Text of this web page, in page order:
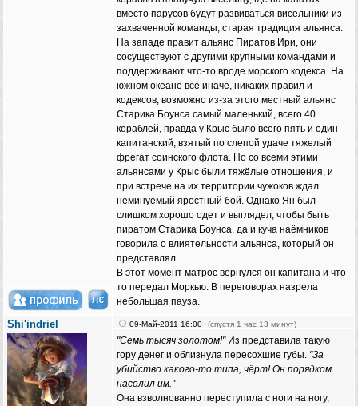
вместо парусов будут развиваться висельники из
захваченной команды, старая традиция альянса.
На западе правит альянс Пиратов Ири, они
сосуществуют с другими крупными командами и
поддерживают что-то вроде морского кодекса. На
южном океане всё иначе, никаких правил и
кодексов, возможно из-за этого местный альянс
Старика Боунса самый маленький, всего 40
кораблей, правда у Крыс было всего пять и один
капитанский, взятый по слепой удаче тяжелый
фрегат соинского флота. Но со всеми этими
альянсами у Крыс были тяжёлые отношения, и
при встрече на их территории чужоков ждал
неминуемый яростный бой. Однако Ян был
слишком хорошо одет и выглядел, чтобы быть
пиратом Старика Боунса, да и куча наёмников
говорила о влиятельности альянса, который он
представлял.
В этот момент матрос вернулся он капитана и что-
то передал Моркью. В переговорах назрела
небольшая пауза.
Shi'indriel 09-Май-2011 16:00 (спустя 1 час 13 минут)
"Семь тысяч золотом!"Из представила такую
гору денег и облизнула пересохшие губы. "За
убийство какого-то типа, чёрт! Он порядком
насолил им."
Она взволнованно переступила с ноги на ногу,